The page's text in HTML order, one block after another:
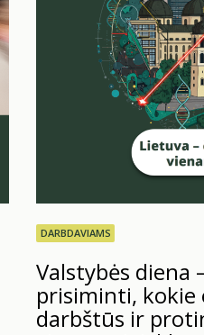
DARBDAVIAMS
Valstybės diena
prisiminti, kokie
darbštūs ir